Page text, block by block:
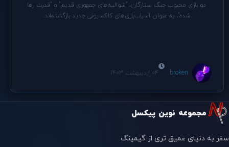
دو بازی محبوب جنگ ستارگان، "شوالیه‌های جمهوری قدیم" و "قدرت رها
شده"، به عنوان اسباب‌بازی‌های کلکسیونی جدید بازگشته‌اند.
broken 04 اردیبهشت 1403
مجموعه نوین پیکسل
سفر به دنیای عمیق تری از گیمینگ